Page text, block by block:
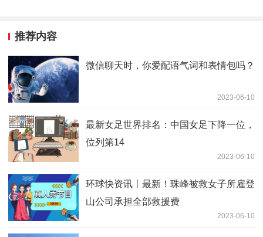
推荐内容
微信聊天时，你爱配语气词和表情包吗？
2023-06-10
最新女足世界排名：中国女足下降一位，
位列第14
2023-06-10
环球快资讯丨最新！珠峰被救女子所雇登
山公司承担全部救援费
2023-06-10